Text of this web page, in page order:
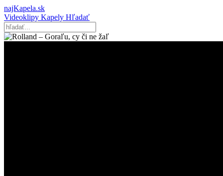
najKapela.sk
Videoklipy Kapely Hľadať